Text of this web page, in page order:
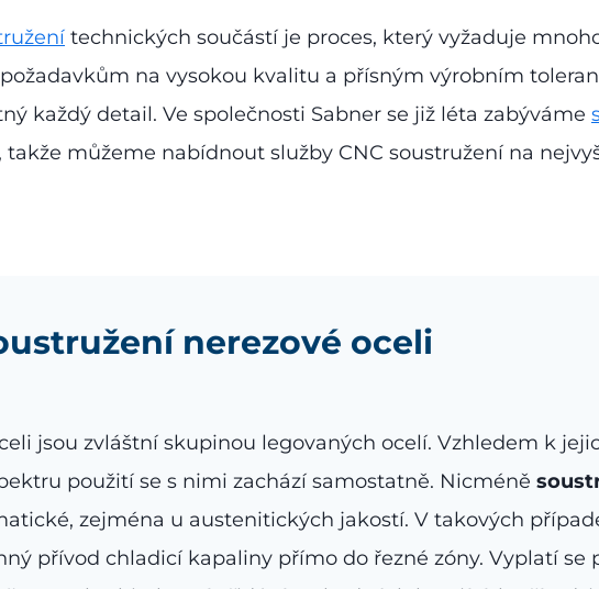
technických součástí je proces, který vyžaduje
na vysokou kvalitu a přísným výrobním
každý detail. Ve společnosti Sabner se již léta zabýváme
, takže můžeme nabídnout služby CNC soustružení na
nerezové oceli
jsou zvláštní skupinou legovaných ocelí. Vzhledem k
použití se s nimi zachází samostatně. Nicméně
zejména u austenitických jakostí. V takových
přívod chladicí kapaliny přímo do řezné zóny. Vyplatí se